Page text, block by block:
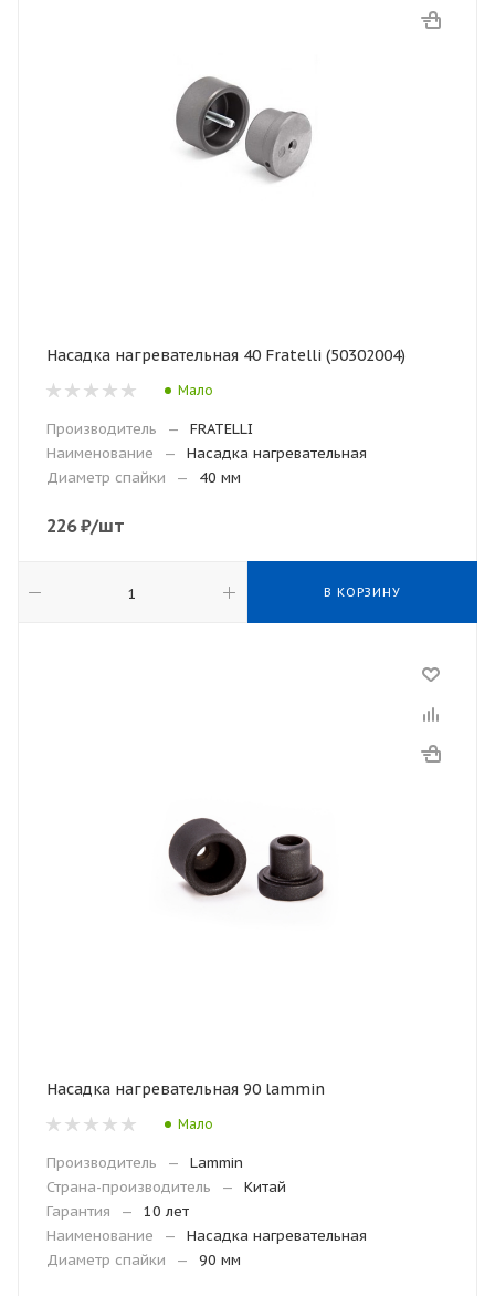
Насадка нагревательная 40 Fratelli (50302004)
Мало
Производитель —
FRATELLI
Наименование
—
Насадка нагревательная
Диаметр спайки
— 40 мм
226₽/шт
В КОРЗИНУ
Насадка нагревательная 90 lammin
Мало
Производитель —
Lammin
Страна-производитель
—
Китай
Гарантия
—
10 лет
Наименование
—
Насадка нагревательная
Диаметр спайки
— 90 мм